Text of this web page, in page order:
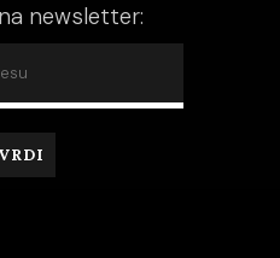
newsletter: